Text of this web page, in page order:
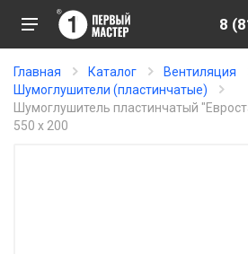
8
Главная Каталог Вентиляция
Шумоглушители (пластинчатые)
Шумоглушитель пластинчатый
550 x 200